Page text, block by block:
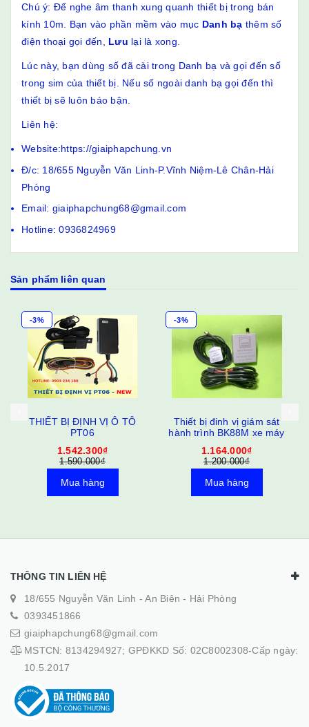
Chú ý: Để nghe âm thanh xung quanh thiết bị trong bán
kính 10m. Bạn vào phần mềm vào mục Danh bạ thêm số
điện thoại gọi đến, Lưu lại là xong.
Lúc này, bạn dùng số đã cài trong Danh bạ và gọi đến số
trong sim của thiết bị. Nếu số ngoài danh bạ gọi đến thì
thiết bị sẽ luôn báo bận.
Liên hệ:
Website:https://giaiphapchung.vn
Đ/c: 18/655 Nguyễn Văn Linh-P.Vĩnh Niệm-Lê Chân-Hải
Phòng
Email: giaiphapchung68@gmail.com
Hotline: 0936824969
Sản phẩm liên quan
-3%
THIẾT BỊ ĐỊNH VỊ Ô TÔ
PT06
1.542.300₫
1.590.000₫
Mua hàng
-3%
Thiết bị đinh vị giám sát
hành trình BK88M xe máy
1.164.000₫
1.200.000₫
Mua hàng
THÔNG TIN LIÊN HỆ
18/655 Nguyễn Văn Linh - An Biên - Hải Phòng
0393451866
giaiphapchung68@gmail.com
MSTCN: 8134294927; GPĐKKD Số: 02C8002308-Cấp ngày:
10.5.2017